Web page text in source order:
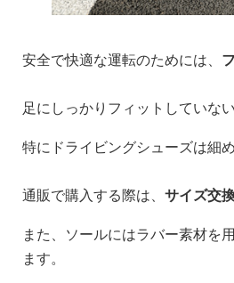
安全で快適な運転のためには、
足にしっかりフィットしていな
特にドライビングシューズは細
通販で購入する際は、 サイズ交
また、ソールにはラバー素材を
ます。